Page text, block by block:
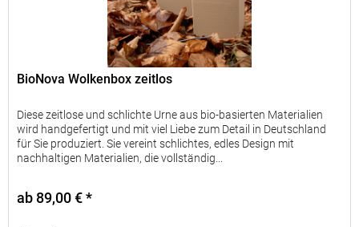
BioNova Wolkenbox zeitlos
Diese zeitlose und schlichte Urne aus bio-basierten Materialien
wird handgefertigt und mit viel Liebe zum Detail in Deutschland
für Sie produziert. Sie vereint schlichtes, edles Design mit
nachhaltigen Materialien, die vollständig...
ab 89,00 € *